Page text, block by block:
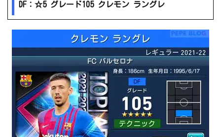
DF：☆5 グレード105 クレモン ラングレ